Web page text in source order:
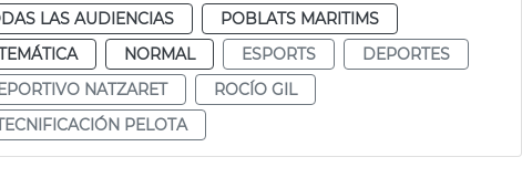
LAS AUDIENCIAS
POBLATS MARITIMS
NORMAL ESPORTS
DEPORTES
NATZARET
ROCÍO GIL
PELOTA